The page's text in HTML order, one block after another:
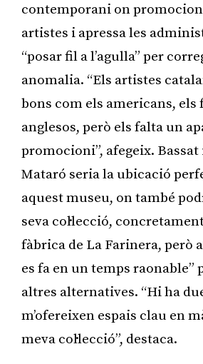
contemporani on
artistes i apressa les
“posar fil a l’agulla” per
anomalia. “Els artistes
bons com els americans, els
anglesos, però els falta un
promocioni”, afegeix.
Mataró seria la ubicació
aquest museu, on també
seva col·lecció,
fàbrica de La Farinera, però
es fa en un temps raonable”
altres alternatives. “Hi ha
m’ofereixen espais clau en
meva col·lecció”, destaca.